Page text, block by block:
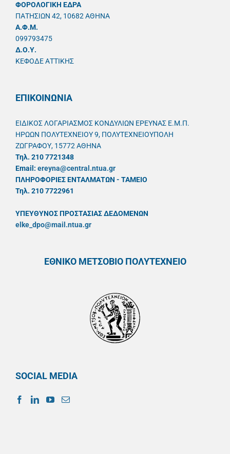
ΦΟΡΟΛΟΓΙΚΗ ΕΔΡΑ
ΠΑΤΗΣΙΩΝ 42, 10682 ΑΘΗΝΑ
A.Φ.Μ.
099793475
Δ.Ο.Υ.
ΚΕΦΟΔΕ ΑΤΤΙΚΗΣ
ΕΠΙΚΟΙΝΩΝΙΑ
ΕΙΔΙΚΟΣ ΛΟΓΑΡΙΑΣΜΟΣ ΚΟΝΔΥΛΙΩΝ ΕΡΕΥΝΑΣ Ε.Μ.Π.
ΗΡΩΩΝ ΠΟΛΥΤΕΧΝΕΙΟΥ 9, ΠΟΛΥΤΕΧΝΕΙΟΥΠΟΛΗ
ΖΩΓΡΑΦΟΥ, 15772 ΑΘΗΝΑ
Τηλ. 210 7721348
Email: ereyna@central.ntua.gr
ΠΛΗΡΟΦΟΡΙΕΣ ΕΝΤΑΛΜΑΤΩΝ - ΤΑΜΕΙΟ
Τηλ. 210 7722961
ΥΠΕΥΘYΝΟΣ ΠΡΟΣΤΑΣΙΑΣ ΔΕΔΟΜΕΝΩΝ
elke_dpo@mail.ntua.gr
ΕΘΝΙΚΟ ΜΕΤΣΟΒΙΟ ΠΟΛΥΤΕΧΝΕΙΟ
SOCIAL MEDIA